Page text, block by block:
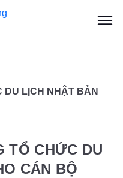
DU LỊCH NHẬT BẢN
TỔ CHỨC DU
CÁN BỘ